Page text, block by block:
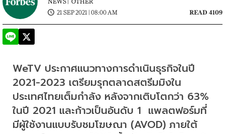
21 SEP 2021 | 08:00 AM
READ 4109
WeTV ประกาศแนวทางการดำเนินธุรกิจในปี
2021-2023 เตรียมรุกตลาดสตรีมมิงใน
ประเทศไทยเต็มกำลัง หลังจากเติบโตกว่า 63%
ในปี 2021 และก้าวเป็นอันดับ 1  แพลตฟอร์มที่
มีผู้ใช้งานแบบรับชมโฆษณา (AVOD) ภายใต้